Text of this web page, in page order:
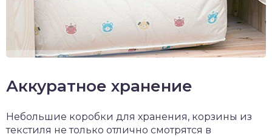
Аккуратное хранение
Небольшие коробки для хранения, корзины из
текстиля не только отлично смотрятся в